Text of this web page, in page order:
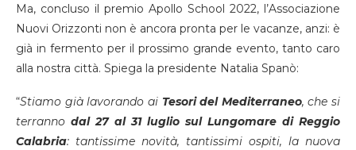
Ma, concluso il premio Apollo School 2022, l’Associazione
Nuovi Orizzonti non è ancora pronta per le vacanze, anzi: è
già in fermento per il prossimo grande evento, tanto caro
alla nostra città. Spiega la presidente Natalia Spanò:
“Stiamo già lavorando ai Tesori del Mediterraneo, che si
terranno dal 27 al 31 luglio sul Lungomare di Reggio
Calabria: tantissime novità, tantissimi ospiti, la nuova